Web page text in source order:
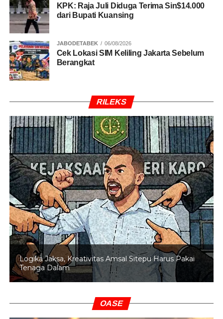
KPK: Raja Juli Diduga Terima Sin$14.000
dari Bupati Kuansing
JABODETABEK 06/08/2026
Cek Lokasi SIM Keliling Jakarta Sebelum
Berangkat
RILEKS
Logika Jaksa, Kreativitas Amsal Sitepu Harus Pakai
Tenaga Dalam
OASE